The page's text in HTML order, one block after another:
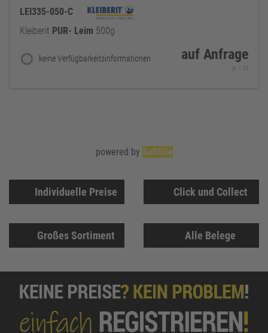
LEI335-050-C
Kleiberit PUR- Leim 500g
keine Verfügbarkeitsinformationen auf Anfrage
je 1 St
Individuelle Preise Click und Collect
Großes Sortiment Alle Belege
powered by SellSite